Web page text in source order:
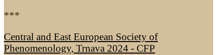
***
Central and East European Society of
Phenomenology, Trnava 2024 - CFP